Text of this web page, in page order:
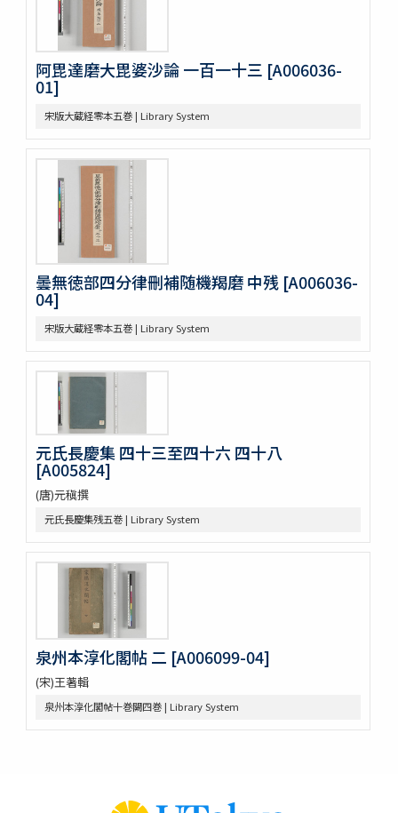
U-PARLセレクション
古今歴代十八史略二巻首一巻
元氏長慶集残五巻
増広竜龕手鑑八巻
纂図附音増広古注千字文三巻
Pagoda de Dakao
Vedische und Sanskrit-Syntax
争春園全伝（アジア）
争春園全伝（総合図書館）
韻府羣玉
One hundred quatrains from the Rubáiyát of Omar
Khayyam
Bản chỉ cách đọc và ý nghīa Annam các chữ nho trong
佛印産薬用植物（下巻）
佛印の政治經濟状況と印度支那人の希望事項
泰・佛印における宣傳戰
佛印文化情報 第五号
A NATURALIST IN WESTERN CHINA
印度哲學小史
依立世阿毘曇論日月行品考定暦原・須彌界日道中路八線表根・瞿
曇氏暦稿
宿曜經算曜直章第七・瞿曇氏暦草稿・古今交食考・立世阿毘曇暦
法推歩
宿曜経鈔
梵暦議考巻一・梵暦法數原
五事毘婆沙論口義
阿毘達磨倶舎論略釋私記
阿毘達磨倶舎論 [L_161762]
エジプト学研究のためのデジタル資源／Digital Resources for
Egyptian Studies
Denkmaeler aus Aegypten und Aethiopien
Hieratische Paläographie
漢籍コーナー貴重書コレクション
周禮註疏 42卷
阿毘達磨大毘婆沙論 一百一十三 [A006036-
01]
宋版大蔵経零本五巻 | Library System
曇無徳部四分律刪補随機羯磨 中残 [A006036-
04]
宋版大蔵経零本五巻 | Library System
元氏長慶集 四十三至四十六 四十八
[A005824]
(唐)元稹撰
元氏長慶集残五巻 | Library System
泉州本淳化閣帖 二 [A006099-04]
(宋)王著輯
泉州本淳化閣帖十巻闕四巻 | Library System